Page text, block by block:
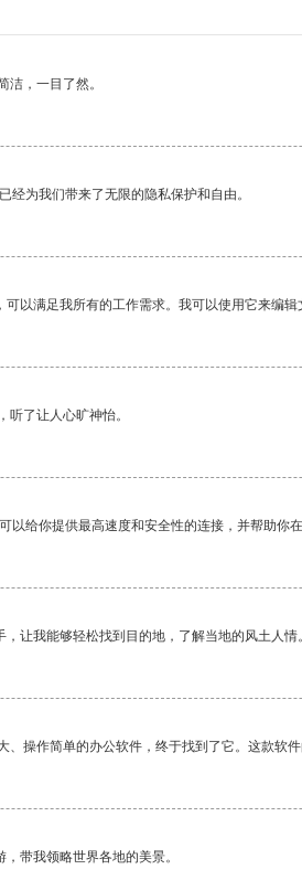
洁，一目了然。
经为我们带来了无限的隐私保护和自由。
以满足我所有的工作需求。我可以使用它来编辑
听了让人心旷神怡。
以给你提供最高速度和安全性的连接，并帮助你在
让我能够轻松找到目的地，了解当地的风土人情。
、操作简单的办公软件，终于找到了它。这款软
带我领略世界各地的美景。